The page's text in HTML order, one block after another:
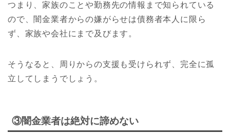
つまり、家族のことや勤務先の情報まで知られている
ので、闇金業者からの嫌がらせは債務者本人に限ら
ず、家族や会社にまで及びます。
そうなると、周りからの支援も受けられず、完全に孤
立してしまうでしょう。
③闇金業者は絶対に諦めない